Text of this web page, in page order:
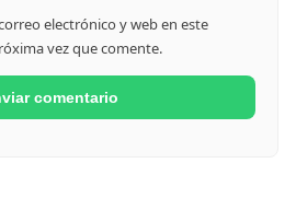
electrónico y web en este
vez que comente.